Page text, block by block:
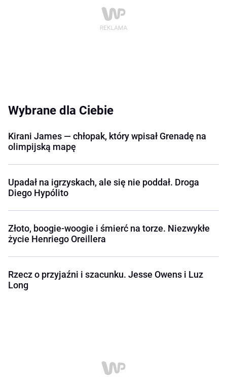
Wybrane dla Ciebie
Kirani James — chłopak, który wpisał Grenadę na
olimpijską mapę
Upadał na igrzyskach, ale się nie poddał. Droga
Diego Hypólito
Złoto, boogie-woogie i śmierć na torze. Niezwykłe
życie Henriego Oreillera
Rzecz o przyjaźni i szacunku. Jesse Owens i Luz
Long